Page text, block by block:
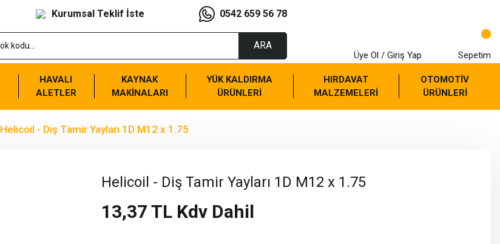
Kurumsal Teklif İste 0542 659 56 78
ARA
Üye Ol / Giriş Yap Sepetim
HAVALI
ALETLER
KAYNAK
MAKİNALARI
YÜK KALDIRMA
ÜRÜNLERİ
HIRDAVAT
MALZEMELERİ
OTOMOTİV
ÜRÜNLERİ
Helicoil - Diş Tamir Yayları 1D M12 x 1.75
Helicoil - Diş Tamir Yayları 1D M12 x 1.75
13,37 TL Kdv Dahil